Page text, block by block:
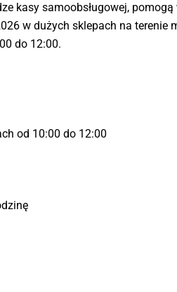
kasy samoobsługowej,
w dużych sklepach na
do 12:00.
od 10:00 do 12:00